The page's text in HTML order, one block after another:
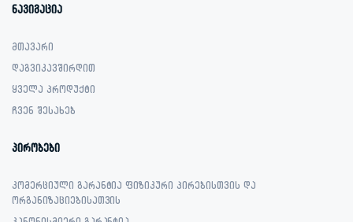
ნავიგაცია
მთავარი
დაგვიკავშირდით
ყველა პროდუქტი
ჩვენ შესახებ
პირობები
კომერციული გარანტია ფიზიკური პირებისთვის და
ორგანიზაციებისათვის